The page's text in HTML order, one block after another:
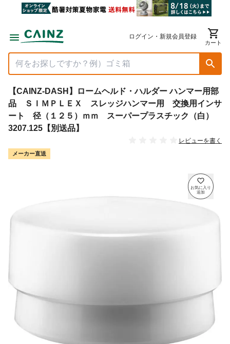
ログイン・新規会員登録
カート
【CAINZ-DASH】ロームヘルド・ハルダー ハンマー用部
品 ＳＩＭＰＬＥＸ スレッジハンマー用 交換用インサ
ート 径（１２５）ｍｍ スーパープラスチック（白）
3207.125【別送品】
レビューを書く
メーカー直送